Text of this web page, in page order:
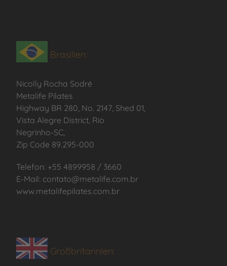
Brasilien:
Nicolly Rocha Sodré
Metalife Pilates
Highway BR 280, No. 2147, Shed 01,
Vista Alegre District, Rio
Negrinho-SC,
Zip Code 89.295-000
Telefon: +55 4899958 / 3660
E-Mail: contato@metalife.com.br
www.metalifepilates.com.br
Großbritannien: